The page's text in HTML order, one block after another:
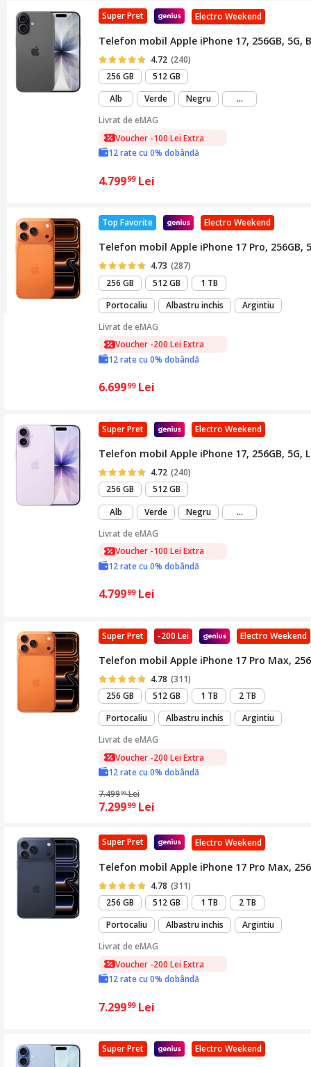
Electro Weekend
Super Pret
Telefon mobil Apple iPhone 17, 256GB, 5G,
4.72 (240)
256 GB
512 GB
Alb
Verde Negru ...mai
Livrat deeMAG
Voucher -100 Lei Extra
12 rate cu 0% dobândă
4.79999 Lei
Electro Weekend
Top Favorite
Telefon mobil Apple iPhone 17 Pro, 256GB,
4.73 (287)
256 GB
512 GB
1 TB
Portocaliu
Albastru inchis
Argintiu
Livrat deeMAG
Voucher -200 Lei Extra
12 rate cu 0% dobândă
6.69999 Lei
Electro Weekend
Super Pret
Telefon mobil Apple iPhone 17, 256GB, 5G,
4.72 (240)
256 GB
512 GB
Alb
Verde Negru ...mai
Livrat deeMAG
Voucher -100 Lei Extra
12 rate cu 0% dobândă
4.79999 Lei
Electro Weekend
-200 Lei
Super Pret
Telefon mobil Apple iPhone 17 Pro Max,
4.78 (311)
256 GB
512 GB 1 TB
2 TB
Portocaliu
Albastru inchis
Argintiu
Livrat deeMAG
Voucher -200 Lei Extra
12 rate cu 0% dobândă
7.49999 Lei
7.29999 Lei
Electro Weekend
Super Pret
Telefon mobil Apple iPhone 17 Pro Max,
4.78 (311)
256 GB
512 GB 1 TB
2 TB
Portocaliu
Albastru inchis
Argintiu
Livrat deeMAG
Voucher -200 Lei Extra
12 rate cu 0% dobândă
7.29999 Lei
Electro Weekend
Super Pret